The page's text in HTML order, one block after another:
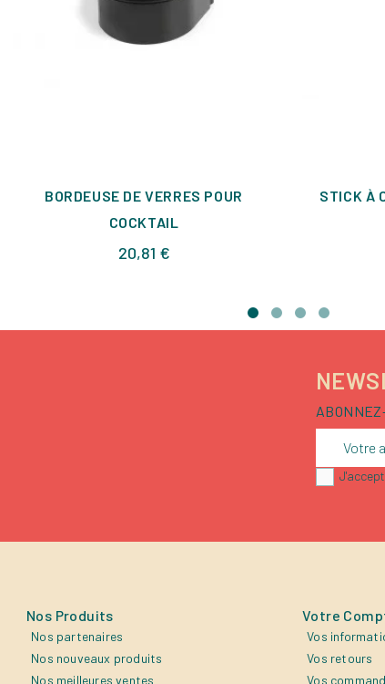
BORDEUSE DE VERRES POUR
COCKTAIL
20,81 €Prix
STICK À
Nos Produits
Nos partenaires
Nos nouveaux produits
Nos meilleures ventes
Votre
Vos
Vos retours
Vos